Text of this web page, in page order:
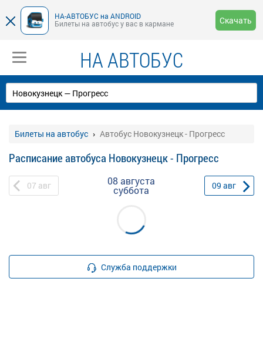
НА-АВТОБУС на ANDROID
Билеты на автобус у вас в кармане
Скачать
НА АВТОБУС
Билеты на автобус Автобус Новокузнецк - Прогресс
Расписание автобуса Новокузнецк - Прогресс
07 авг 08 августа
суббота 09 авг
Служба поддержки